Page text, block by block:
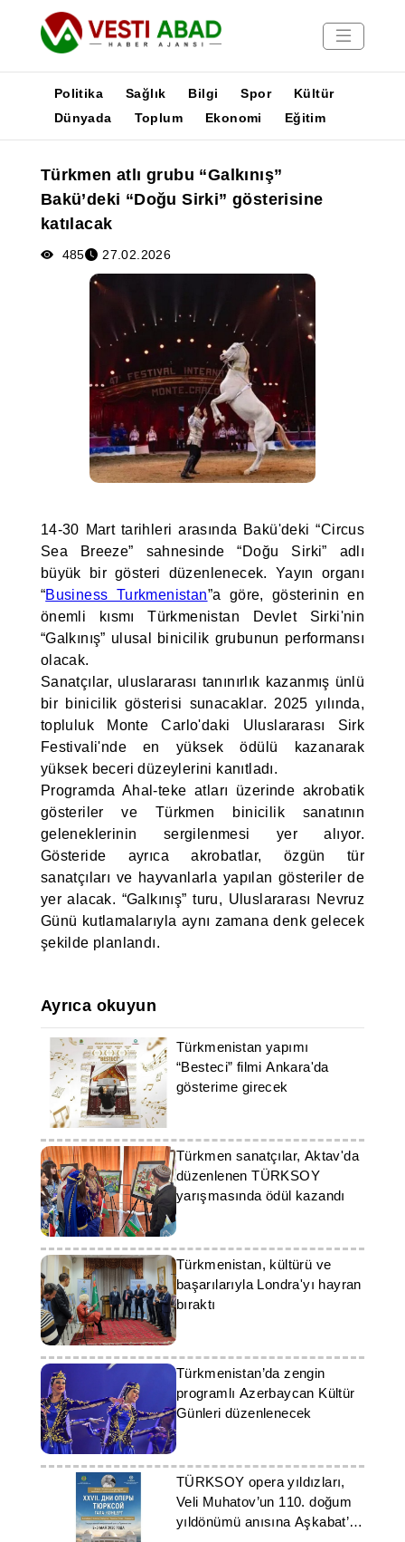
Yayınlar
Medya
Poster
Politika Sağlık Bilgi Spor
Kültür
Dünyada
Toplum Ekonomi Eğitim
Türkmen atlı grubu “Galkınış”
Bakü’deki “Doğu Sirki” gösterisine
katılacak
485 27.02.2026
14-30 Mart tarihleri arasında Bakü'deki “Circus
Sea Breeze” sahnesinde “Doğu Sirki” adlı
büyük bir gösteri düzenlenecek. Yayın organı
“Business Turkmenistan”a göre, gösterinin en
önemli kısmı Türkmenistan Devlet Sirki'nin
“Galkınış” ulusal binicilik grubunun performansı
olacak.
Sanatçılar, uluslararası tanınırlık kazanmış ünlü
bir binicilik gösterisi sunacaklar. 2025 yılında,
topluluk Monte Carlo'daki Uluslararası Sirk
Festivali'nde en yüksek ödülü kazanarak
yüksek beceri düzeylerini kanıtladı.
Programda Ahal-teke atları üzerinde akrobatik
gösteriler ve Türkmen binicilik sanatının
geleneklerinin sergilenmesi yer alıyor.
Gösteride ayrıca akrobatlar, özgün tür
sanatçıları ve hayvanlarla yapılan gösteriler de
yer alacak. “Galkınış” turu, Uluslararası Nevruz
Günü kutlamalarıyla aynı zamana denk gelecek
şekilde planlandı.
Ayrıca okuyun
Türkmenistan yapımı
“Besteci” filmi Ankara'da
gösterime girecek
Türkmen sanatçılar, Aktav'da
düzenlenen TÜRKSOY
yarışmasında ödül kazandı
Türkmenistan, kültürü ve
başarılarıyla Londra'yı hayran
bıraktı
Türkmenistan’da zengin
programlı Azerbaycan Kültür
Günleri düzenlenecek
TÜRKSOY opera yıldızları,
Veli Muhatov’un 110. doğum
yıldönümü anısına Aşkabat’ta